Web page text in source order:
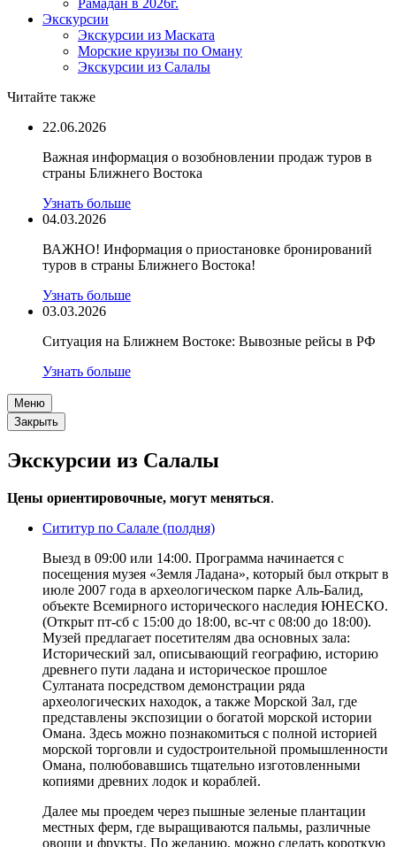
Рамадан в 2026г.
Экскурсии
Экскурсии из Маската
Морские круизы по Оману
Экскурсии из Салалы
Читайте также
22.06.2026
Важная информация о возобновлении продаж туров в
страны Ближнего Востока
Узнать больше
04.03.2026
ВАЖНО! Информация о приостановке бронирований
туров в страны Ближнего Востока!
Узнать больше
03.03.2026
Ситуация на Ближнем Востоке: Вывозные рейсы в РФ
Узнать больше
Меню
Закрыть
Экскурсии из Салалы
Цены ориентировочные, могут меняться.
Сититур по Салале (полдня)
Выезд в 09:00 или 14:00. Программа начинается с
посещения музея «Земля Ладана», который был открыт в
июле 2007 года в археологическом парке Аль-Балид,
объекте Всемирного исторического наследия ЮНЕСКО.
(Открыт пт-сб с 15:00 до 18:00, вс-чт с 08:00 до 18:00).
Музей предлагает посетителям два основных зала:
Исторический зал, описывающий географию, историю
древнего пути ладана и историческое прошлое
Султаната посредством демонстрации ряда
археологических находок, а также Морской Зал, где
представлены экспозиции о богатой морской истории
Омана. Здесь можно познакомиться с полной историей
морской торговли и судостроительной промышленности
Омана, полюбовавшись тщательно изготовленными
копиями древних лодок и кораблей.
Далее мы проедем через пышные зеленые плантации
местных ферм, где выращиваются пальмы, различные
овощи и фрукты. По желанию, можно сделать короткую